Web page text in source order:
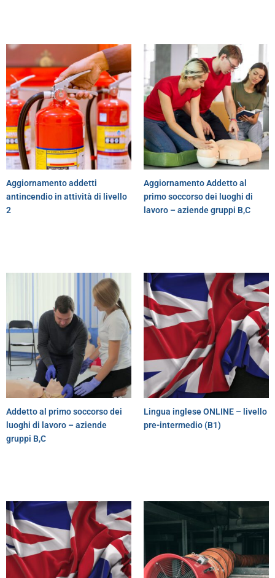
Aggiornamento addetti
antincendio in attività di livello
2
Aggiornamento Addetto al
primo soccorso dei luoghi di
lavoro – aziende gruppi B,C
Addetto al primo soccorso dei
luoghi di lavoro – aziende
gruppi B,C
Lingua inglese ONLINE – livello
pre-intermedio (B1)